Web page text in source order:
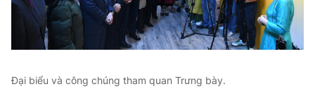
Đại biểu và công chúng tham quan Trưng bày.